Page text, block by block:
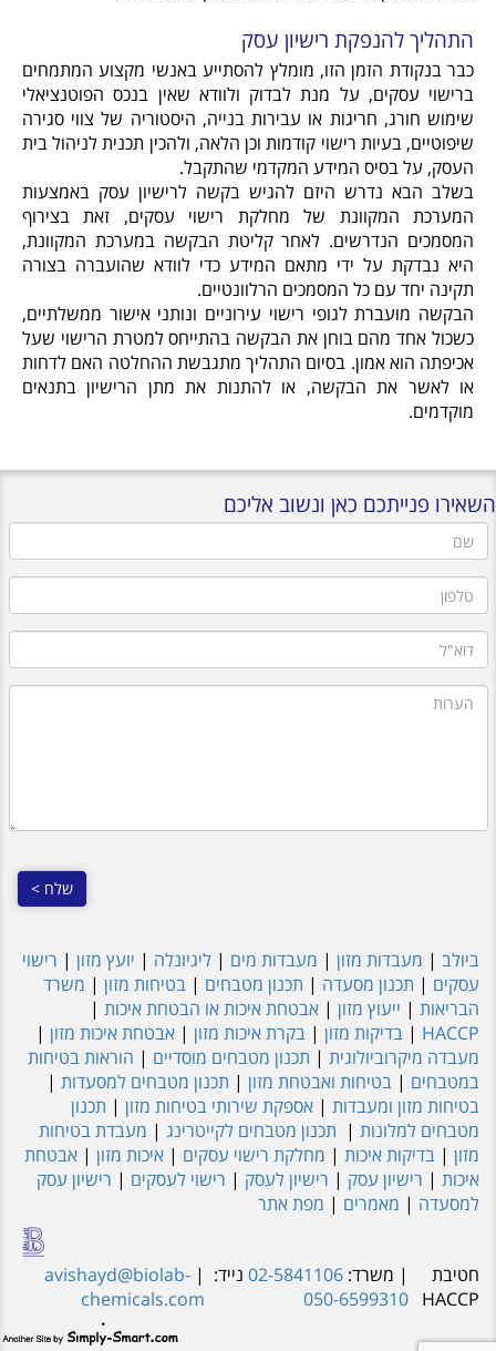
התהליך להנפקת רישיון עסק
כבר בנקודת הזמן הזו, מומלץ להסתייע באנשי מקצוע המתמחים
ברישוי עסקים, על מנת לבדוק ולוודא שאין בנכס הפוטנציאלי
שימוש חורג, חריגות או עבירות בנייה, היסטוריה של צווי סגירה
שיפוטיים, בעיות רישוי קודמות וכן הלאה, ולהכין תכנית לניהול בית
העסק, על בסיס המידע המקדמי שהתקבל.
בשלב הבא נדרש היזם להגיש בקשה לרישיון עסק באמצעות
המערכת המקוונת של מחלקת רישוי עסקים, זאת בצירוף
המסמכים הנדרשים. לאחר קליטת הבקשה במערכת המקוונת,
היא נבדקת על ידי מתאם המידע כדי לוודא שהועברה בצורה
תקינה יחד עם כל המסמכים הרלוונטיים.
הבקשה מועברת לגופי רישוי עירוניים ונותני אישור ממשלתיים,
כשכול אחד מהם בוחן את הבקשה בהתייחס למטרת הרישוי שעל
אכיפתה הוא אמון. בסיום התהליך מתגבשת ההחלטה האם לדחות
או לאשר את הבקשה, או להתנות את מתן הרישיון בתנאים
מוקדמים.
השאירו פנייתכם כאן ונשוב אליכם
שם
טלפון
דוא"ל
הערות
ביולב | מעבדות מזון | מעבדות מים | ליגיונלה | יועץ מזון | רישוי
עסקים | תכנון מסעדה | תכנון מטבחים | בטיחות מזון | משרד
הבריאות | ייעוץ מזון | אבטחת איכות או הבטחת איכות |
HACCP
| בדיקות מזון | בקרת איכות מזון | אבטחת איכות מזון |
מעבדה מיקרוביולוגית | תכנון מטבחים מוסדיים | הוראות בטיחות
במטבחים | בטיחות ואבטחת מזון | תכנון מטבחים למסעדות |
בטיחות מזון ומעבדות | אספקת שירותי בטיחות מזון | תכנון
מטבחים למלונות | תכנון מטבחים לקייטרינג | מעבדת בטיחות
מזון | בדיקות איכות | מחלקת רישוי עסקים | איכות מזון | אבטחת
איכות | רישיון עסק | רישיון לעסק | רישוי לעסקים | רישיון עסק
למסעדה | מאמרים | מפת אתר
חטיבת
HACCP
| משרד: 02-5841106 נייד:
050-6599310
|
avishayd@biolab-
chemicals.com